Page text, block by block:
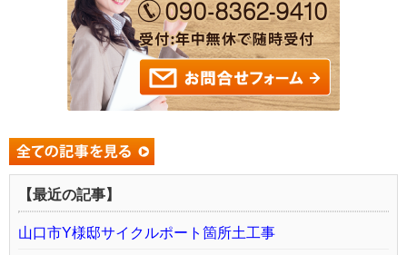
【最近の記事】
山口市Y様邸サイクルポート箇所土工事